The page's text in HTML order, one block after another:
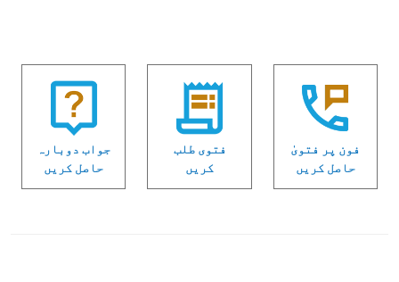
فون پر فتویٰ
حاصل کریں
فتوی طلب
کریں
جواب دوبارہ
حاصل کریں